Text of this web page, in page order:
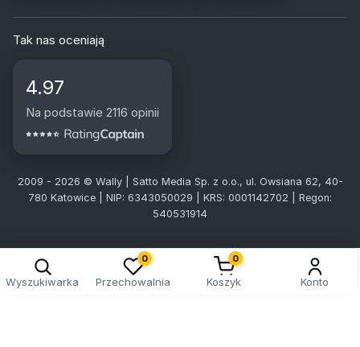
Tak nas oceniają
4.97
Na podstawie 2116 opinii
2009 - 2026 © Wally | Satto Media Sp. z o.o., ul. Owsiana 62, 40-
780 Katowice | NIP: 6343050029 | KRS: 0001142702 | Regon:
540531914
Wyszukiwarka
0
Przechowalnia
0
Koszyk Konto